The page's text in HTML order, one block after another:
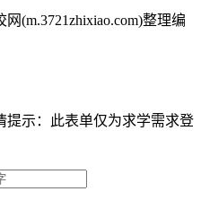
(m.3721zhixiao.com)整理编
提示：此表单仅为求学需求登